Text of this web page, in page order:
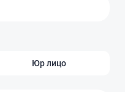
Юр лицо